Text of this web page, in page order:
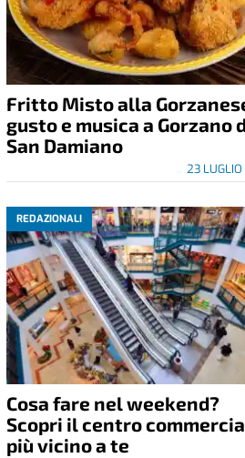
Fritto Misto alla
gusto e musica a Gorzano
San Damiano
23
REDAZIONALI
Cosa fare nel weekend?
Scopri il centro
più vicino a te